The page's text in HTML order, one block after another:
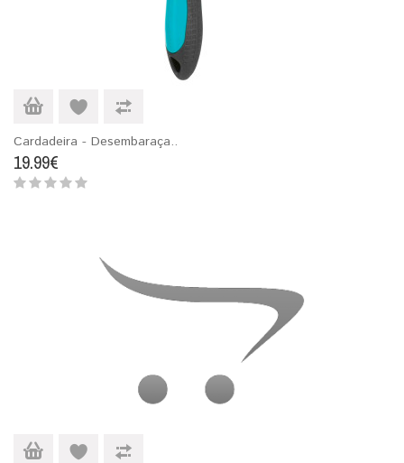
Cardadeira - Desembaraça..
19.99€